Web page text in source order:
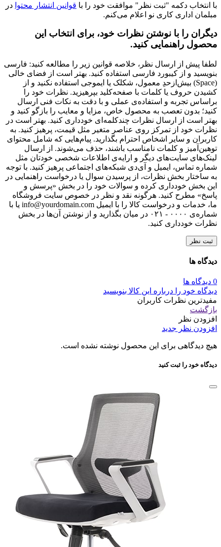
با انتخاب دکمه "ثبت نظر" موافقت خود را با قوانین انتشار محتوا در
مبلمان اداری کاری نو اعلام می‌کنم.
دیگران را با نوشتن نظرات خود، برای انتخاب این
محصول راهنمایی کنید.
لطفا پیش از ارسال نظر، خلاصه قوانین زیر را مطالعه کنید: فارسی
بنویسید و از کیبورد فارسی استفاده کنید. بهتر است از فضای خالی
(Space) بیش‌از‌حدِ معمول، شکلک یا ایموجی استفاده نکنید و از
کشیدن حروف یا کلمات با صفحه‌کلید بپرهیزید. نظرات خود را
براساس تجربه و استفاده‌ی عملی و با دقت به نکات فنی ارسال
کنید؛ بدون تعصب به محصول خاص، مزایا و معایب را بازگو کنید و
بهتر است از ارسال نظرات چندکلمه‌‌ای خودداری کنید. بهتر است در
نظرات خود از تمرکز روی عناصر متغیر مثل قیمت، پرهیز کنید. به
کاربران و سایر اشخاص احترام بگذارید. پیام‌هایی که شامل محتوای
توهین‌آمیز و کلمات نامناسب باشند، حذف می‌شوند. از ارسال
لینک‌های سایت‌های دیگر و ارایه‌ی اطلاعات شخصی خودتان مثل
شماره تماس، ایمیل و آی‌دی شبکه‌های اجتماعی پرهیز کنید. با توجه
به ساختار بخش نظرات، از پرسیدن سوال یا درخواست راهنمایی در
این بخش خودداری کرده و سوالات خود را در بخش «پرسش و
پاسخ» مطرح کنید. هرگونه نقد و نظر در خصوص سایت فروشگاه
ما، خدمات و درخواست کالا را با ایمیل info@yourdomain.com یا با
شماره‌ی ۰۰۰۰ - ۰۲۱ در میان بگذارید و از نوشتن آن‌ها در بخش
نظرات خودداری کنید.
ثبت نظر
دیدگاه ها
0 دیدگاه ها
دیدگاه خود را درباره این کالا بنویسید
مفیدترین نظرات کاربران
بازگشت
افزودن نظر
افزودن نظر جدید
هیچ دیدگاهی برای این محصول نوشته نشده است.
دیدگاه خود را ثبت کنید